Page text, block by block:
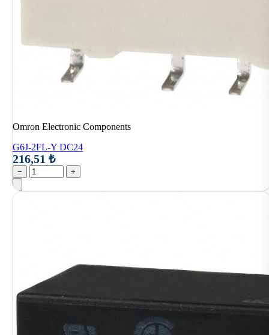
Omron Electronic Components
G6J-2FL-Y DC24
216,51 ₺
− +